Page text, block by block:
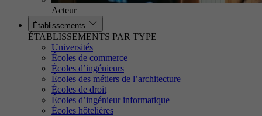
Acteur
Établissements
ÉTABLISSEMENTS PAR TYPE
Universités
Écoles de commerce
Écoles d’ingénieurs
Écoles des métiers de l’architecture
Écoles de droit
Écoles d’ingénieur informatique
Écoles hôtelières